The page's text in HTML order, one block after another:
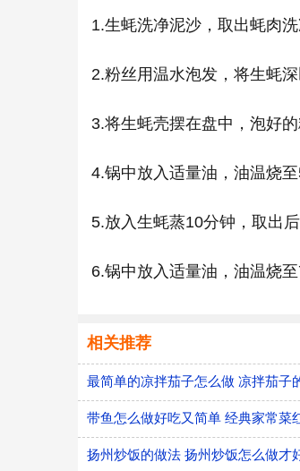
1.生蚝洗净泥沙，取出蚝肉
2.粉丝用温水泡发，将生蚝
3.将生蚝壳摆在盘中，泡好
4.锅中放入适量油，油温烧
5.放入生蚝蒸10分钟，取出后
6.锅中放入适量油，油温烧
相关推荐
最简单的凉拌茄子怎么做 凉拌茄子
带鱼怎么做好吃又简单 经典家常菜
扬州炒饭的做法 扬州炒饭怎么做才